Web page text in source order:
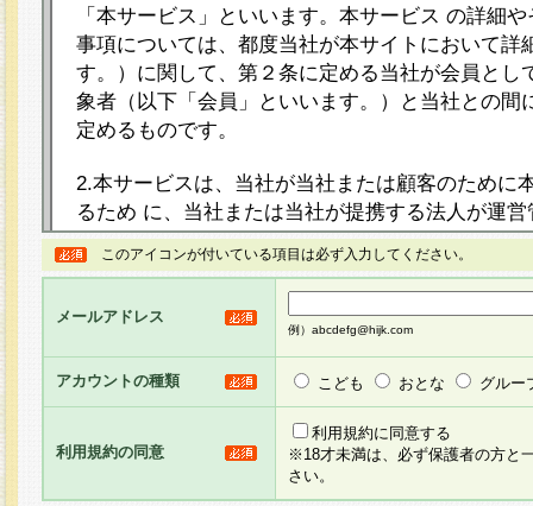
「本サービス」といいます。本サービス の詳細
事項については、都度当社が本サイトにおいて詳
す。）に関して、第２条に定める当社が会員とし
象者（以下「会員」といいます。）と当社との間
定めるものです。
2.本サービスは、当社が当社または顧客のために
るため に、当社または当社が提携する法人が運
ト（以下「本サイト」といいます。）上に本サー
ージを設け、会員がアンケー ト調査に回答する
し、その結果を当社が集計・分析その他の利用を
るものです。なお、本サービスは、それぞれの目
員に対して本サービスの依頼を行うこともあり、
た全ての会員に対して本サービスの依頼をすると
りま す。
3.当社は、会員の事前の承諾を得ることなく、当
方 法・手段にて、本規約を任意に制定、変更ま
このアイコンが付いている項目は必ず入力してください。
メールアドレス
例）abcdefg@hijk.com
アカウントの種類 こども おとな グルー
利用規約の同意
利用規約に同意する
※18才未満は、必ず保護者の方と
さい。